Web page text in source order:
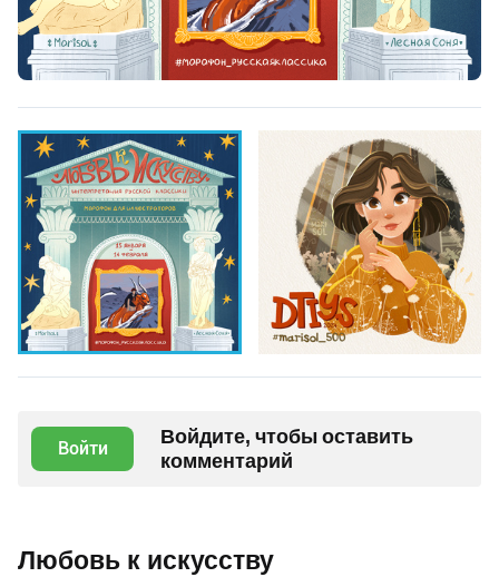
Войти
Войдите, чтобы оставить
комментарий
Любовь к искусству